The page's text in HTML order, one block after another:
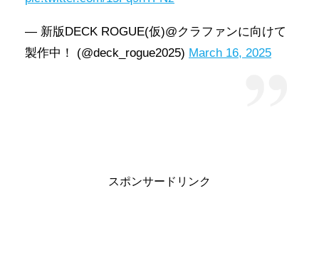
— 新版DECK ROGUE(仮)@クラファンに向けて
製作中！ (@deck_rogue2025) March 16, 2025
スポンサードリンク